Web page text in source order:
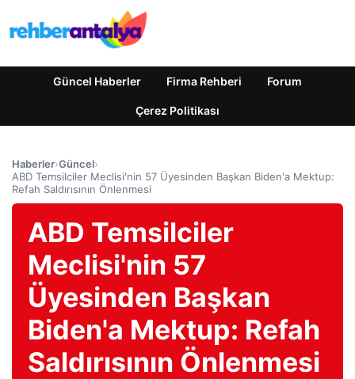
Güncel Haberler Firma Rehberi Forum
Çerez Politikası
Haberler›Güncel›
ABD Temsilciler Meclisi'nin 57 Üyesinden Başkan Biden'a Mektup:
Refah Saldırısının Önlenmesi
ABD Temsilciler
Meclisi'nin 57
Üyesinden Başkan
Biden'a Mektup: Refah
Saldırısının Önlenmesi